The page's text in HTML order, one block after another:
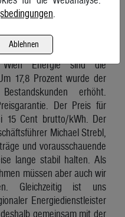
Sobald sich die Volatilität
habe, bietet man den
auf günstigere
Energie sind die
17,8 Prozent wurde der
erhöht.
Der Preis für
15 Cent brutto/kWh. Der
Michael Strebl,
und vorausschauende
lange stabil halten. Als
müssen aber auch wir
Gleichzeitig ist uns
Energiedienstleister
gemeinsam mit der
.
Ablehnen